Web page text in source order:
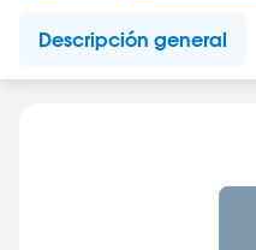
Descripción general